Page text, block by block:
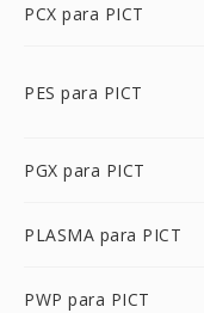
PCX para PICT
PES para PICT
PGX para PICT
PLASMA para PICT
PWP para PICT